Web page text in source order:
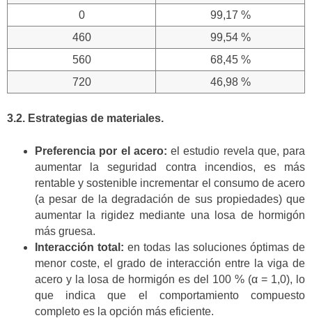
0
99,17 %
460
99,54 %
560
68,45 %
720
46,98 %
3.2. Estrategias de materiales.
Preferencia por el acero: el estudio revela que, para
aumentar la seguridad contra incendios, es más
rentable y sostenible incrementar el consumo de acero
(a pesar de la degradación de sus propiedades) que
aumentar la rigidez mediante una losa de hormigón
más gruesa.
Interacción total: en todas las soluciones óptimas de
menor coste, el grado de interacción entre la viga de
acero y la losa de hormigón es del 100 % (α = 1,0), lo
que indica que el comportamiento compuesto
completo es la opción más eficiente.